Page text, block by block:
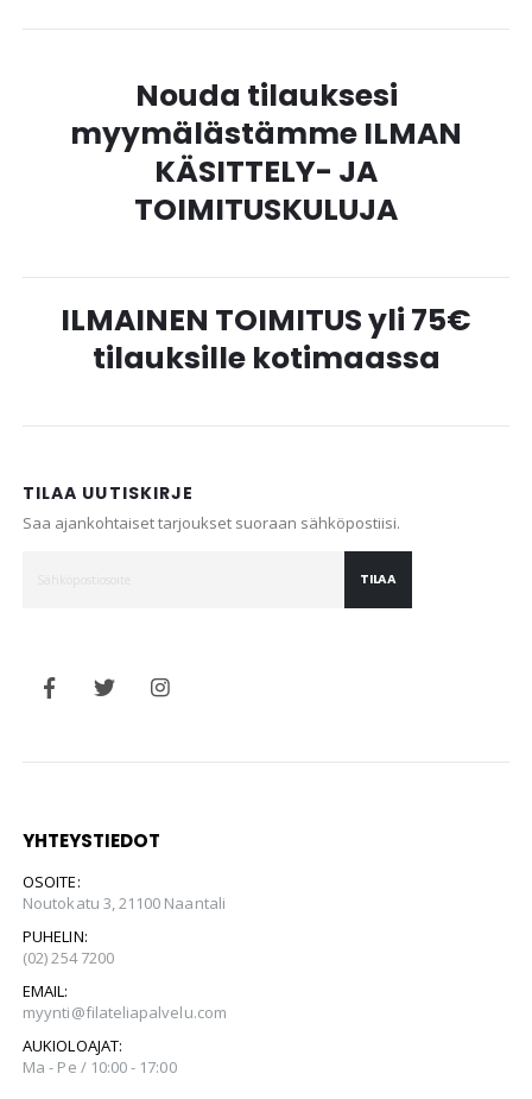
Nouda tilauksesi
myymälästämme ILMAN
KÄSITTELY- JA
TOIMITUSKULUJA
ILMAINEN TOIMITUS yli 75€
tilauksille kotimaassa
TILAA UUTISKIRJE
Saa ajankohtaiset tarjoukset suoraan sähköpostiisi.
TILAA
YHTEYSTIEDOT
OSOITE:
Noutokatu 3, 21100 Naantali
PUHELIN:
(02) 254 7200
EMAIL:
myynti@filateliapalvelu.com
AUKIOLOAJAT:
Ma - Pe / 10:00 - 17:00